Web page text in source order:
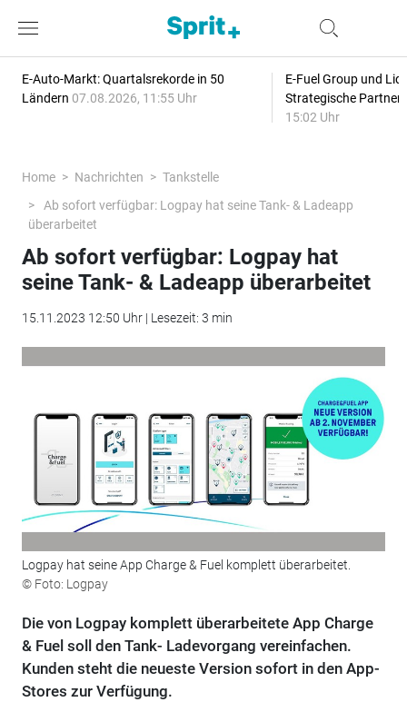
E-Auto-Markt: Quartalsrekorde in 50
Ländern 07.08.2026, 11:55 Uhr
E-Fuel Group und
Strategische
15:02 Uhr
Home Nachrichten
Tankstelle
Ab sofort verfügbar: Logpay hat seine Tank- & Ladeapp
überarbeitet
Ab sofort verfügbar: Logpay hat
seine Tank- & Ladeapp überarbeitet
15.11.2023 12:50 Uhr | Lesezeit: 3 min
Logpay hat seine App Charge & Fuel komplett überarbeitet.
© Foto: Logpay
Die von Logpay komplett überarbeitete App Charge
& Fuel soll den Tank- Ladevorgang vereinfachen.
Kunden steht die neueste Version sofort in den App-
Stores zur Verfügung.